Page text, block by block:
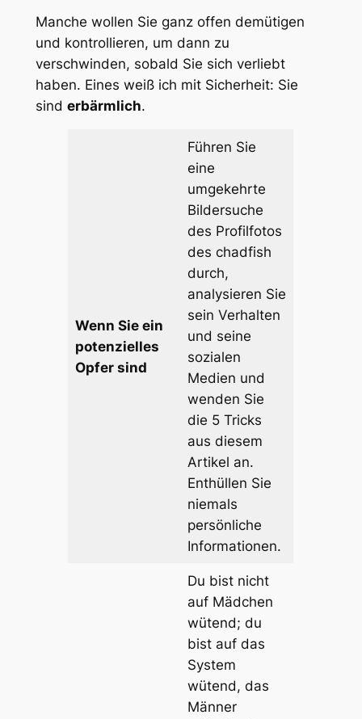
Manche wollen Sie ganz offen demütigen
und kontrollieren, um dann zu
verschwinden, sobald Sie sich verliebt
haben. Eines weiß ich mit Sicherheit: Sie
sind erbärmlich.
Wenn Sie ein
potenzielles
Opfer sind
Führen Sie
eine
umgekehrte
Bildersuche
des Profilfotos
des chadfish
durch,
analysieren Sie
sein Verhalten
und seine
sozialen
Medien und
wenden Sie
die 5 Tricks
aus diesem
Artikel an.
Enthüllen Sie
niemals
persönliche
Informationen.
Du bist nicht
auf Mädchen
wütend; du
bist auf das
System
wütend, das
Männer